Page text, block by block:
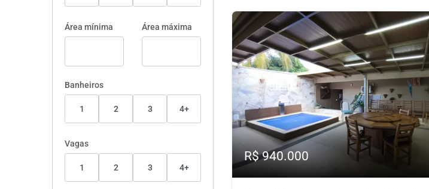
Área mínima Área máxima
Banheiros
1 2 3 4+
Vagas
1 2 3 4+
R$ 940.000